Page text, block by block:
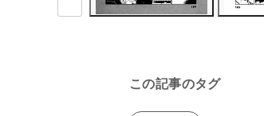
この記事のタグ